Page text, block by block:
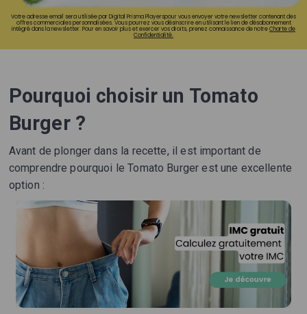
Votre adresse email sera utilisée par Digital Prisma Playerspour vous envoyer votre newsletter contenant des
offres commerciales personnalisées. Vous pourrez vous désinscrire en utilisant le lien de désabonnement
intégré dans la newsletter. Pour en savoir plus et exercer vos droits, prenez connaissance de notreCharte de
Confidentialité.
Pourquoi choisir un Tomato
Burger ?
Avant de plonger dans la recette, il est important de
comprendre pourquoi le Tomato Burger est une excellente
option :